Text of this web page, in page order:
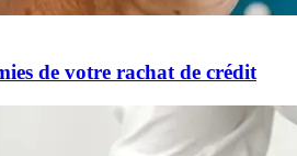
de votre rachat de crédit